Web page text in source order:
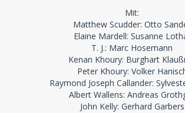
Mit:
Matthew Scudder: Otto
Elaine Mardell: Susanne
T. J.: Marc Hosemann
Kenan Khoury: Burghart
Peter Khoury: Volker
Raymond Joseph Callander:
Albert Wallens: Andreas
John Kelly: Gerhard Garbers